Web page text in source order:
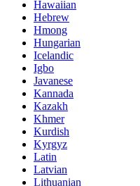
Hawaiian
Hebrew
Hmong
Hungarian
Icelandic
Igbo
Javanese
Kannada
Kazakh
Khmer
Kurdish
Kyrgyz
Latin
Latvian
Lithuanian